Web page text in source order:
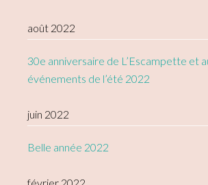
août 2022
30e anniversaire de L’Escampette et
événements de l’été 2022
juin 2022
Belle année 2022